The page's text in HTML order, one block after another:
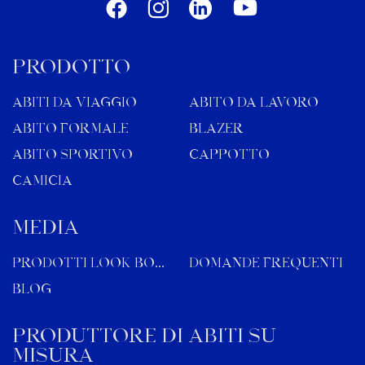
PRODOTTO
ABITI DA VIAGGIO
ABITO DA LAVORO
ABITO FORMALE
BLAZER
ABITO SPORTIVO
CAPPOTTO
CAMICIA
MEDIA
Prodotti Look Book
Domande frequenti
Blog
Produttore di abiti su
misura